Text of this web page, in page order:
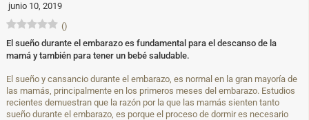
junio 10, 2019
()
El sueño durante el embarazo es fundamental para el descanso de la
mamá y también para tener un bebé saludable.
El sueño y cansancio durante el embarazo, es normal en la gran mayoría de
las mamás, principalmente en los primeros meses del embarazo. Estudios
recientes demuestran que la razón por la que las mamás sienten tanto
sueño durante el embarazo, es porque el proceso de dormir es necesario